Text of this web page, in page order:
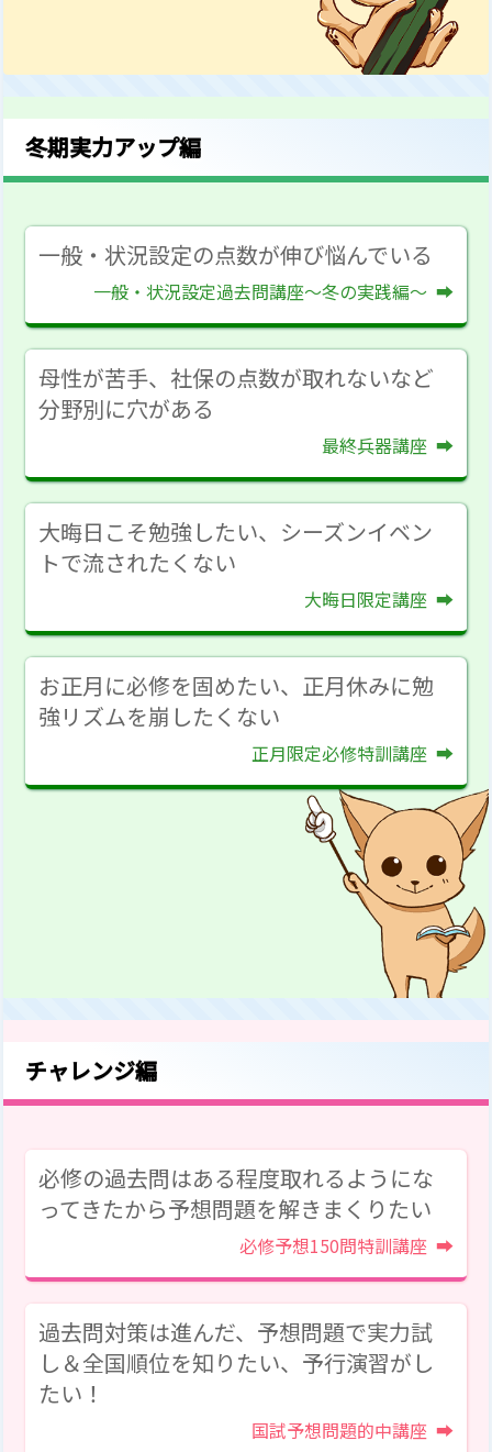
冬期実力アップ編
一般・状況設定の点数が伸び悩んでいる
一般・状況設定過去問講座～冬の実践編～
母性が苦手、社保の点数が取れないなど
分野別に穴がある
最終兵器講座
大晦日こそ勉強したい、シーズンイベン
トで流されたくない
大晦日限定講座
お正月に必修を固めたい、正月休みに勉
強リズムを崩したくない
正月限定必修特訓講座
チャレンジ編
必修の過去問はある程度取れるようにな
ってきたから予想問題を解きまくりたい
必修予想150問特訓講座
過去問対策は進んだ、予想問題で実力試
し＆全国順位を知りたい、予行演習がし
たい！
国試予想問題的中講座